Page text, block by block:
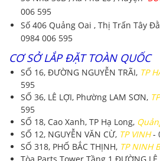
006 595
Số 406 Quảng Oai , Thị Trấn Tây
0984 006 595
CƠ SỞ LẮP ĐẶT TOÀN QUỐC
SỐ 16, ĐƯỜNG NGUYỄN TRÃI, TP
595
SỐ 36, LÊ LỢI, Phường LAM SƠN,
595
SỐ 18, Cao Xanh, TP Hạ Long,
SỐ 12, NGUYỄN VĂN CỪ, TP VINH-
SỐ 318, PHỐ BẮC THỊNH, TP NINH
Tòa Parts Tower Tầng 1 ĐƯỜNG LÊ